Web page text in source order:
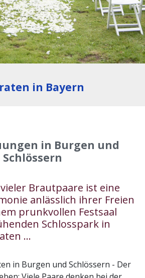
in Bayern
in Burgen und
Schlössern
Brautpaare ist eine
anlässlich ihrer Freien
prunkvollen Festsaal
Schlosspark in
...
in Burgen und Schlössern - Der